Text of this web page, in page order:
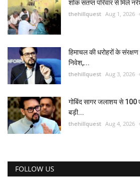
शोक संतप्त परिवार से मिले
thehillquest Aug 1, 2026
हिमाचल की धरोहरों के
निवेश,...
thehillquest Aug 3, 2026
गोबिंद सागर जलाशय से 100
बड़ी...
thehillquest Aug 4, 2026
FOLLOW US